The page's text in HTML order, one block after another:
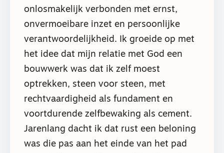
onlosmakelijk verbonden met ernst,
onvermoeibare inzet en persoonlijke
verantwoordelijkheid. Ik groeide op met
het idee dat mijn relatie met God een
bouwwerk was dat ik zelf moest
optrekken, steen voor steen, met
rechtvaardigheid als fundament en
voortdurende zelfbewaking als cement.
Jarenlang dacht ik dat rust een beloning
was die pas aan het einde van het pad